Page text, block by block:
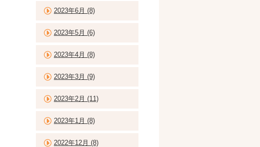
2023年6月 (8)
2023年5月 (6)
2023年4月 (8)
2023年3月 (9)
2023年2月 (11)
2023年1月 (8)
2022年12月 (8)